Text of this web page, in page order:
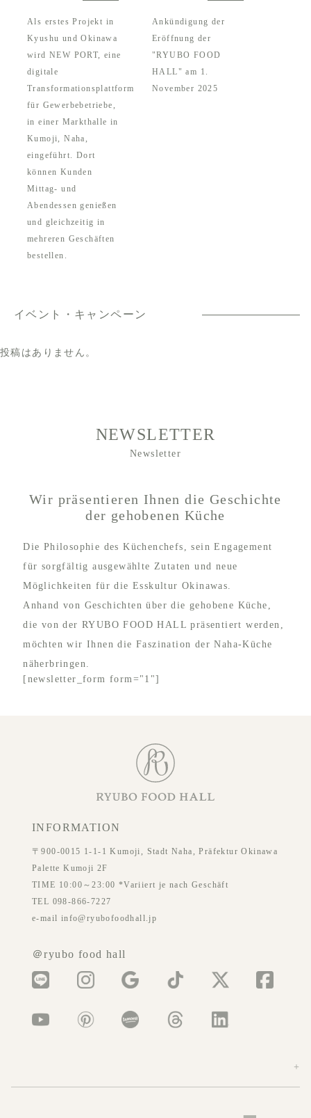
Als erstes Projekt in
Kyushu und Okinawa
wird NEW PORT, eine
digitale
Transformationsplattform
für Gewerbebetriebe,
in einer Markthalle in
Kumoji, Naha,
eingeführt. Dort
können Kunden
Mittag- und
Abendessen genießen
und gleichzeitig in
mehreren Geschäften
bestellen.
Ankündigung der
Eröffnung der
"RYUBO FOOD
HALL" am 1.
November 2025
イベント・キャンペーン
投稿はありません。
NEWSLETTER
Newsletter
Wir präsentieren Ihnen die Geschichte
der gehobenen Küche
Die Philosophie des Küchenchefs, sein Engagement
für sorgfältig ausgewählte Zutaten und neue
Möglichkeiten für die Esskultur Okinawas.
Anhand von Geschichten über die gehobene Küche,
die von der RYUBO FOOD HALL präsentiert werden,
möchten wir Ihnen die Faszination der Naha-Küche
näherbringen.
[newsletter_form form="1"]
INFORMATION
〒900-0015 1-1-1 Kumoji, Stadt Naha, Präfektur Okinawa
Palette Kumoji 2F
TIME 10:00～23:00 *Variiert je nach Geschäft
TEL 098-866-7227
e-mail info@ryubofoodhall.jp
＠ryubo food hall